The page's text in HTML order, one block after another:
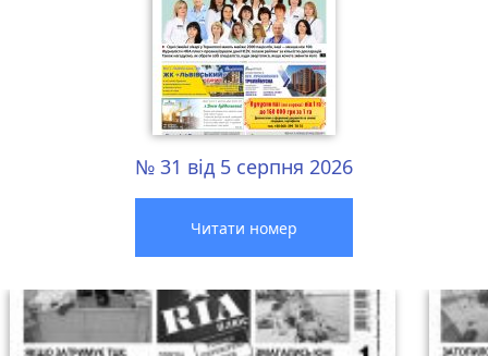
№ 31 від 5 серпня 2026
Читати номер